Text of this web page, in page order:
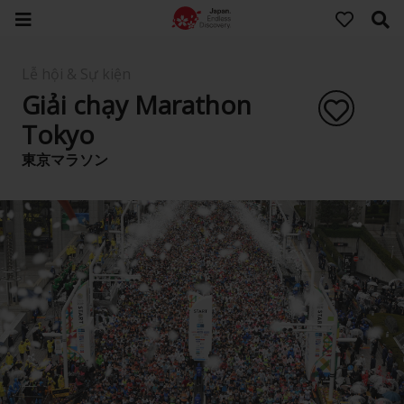
Giải chạy Marathon
Tokyo
東京マラソン